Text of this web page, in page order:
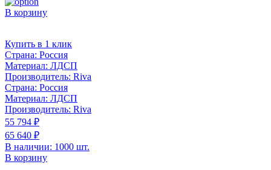
В корзину
Купить в 1 клик
Страна: Россия
Материал: ЛДСП
Производитель: Riva
Страна: Россия
Материал: ЛДСП
Производитель: Riva
55 794 ₽
65 640 ₽
В наличии: 1000 шт.
В корзину